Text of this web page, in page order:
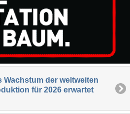
Wachstum der weltweiten
für 2026 erwartet